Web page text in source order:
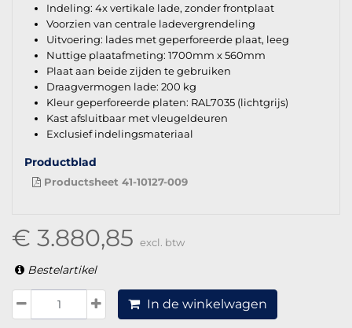
Indeling: 4x vertikale lade, zonder frontplaat
Voorzien van centrale ladevergrendeling
Uitvoering: lades met geperforeerde plaat, leeg
Nuttige plaatafmeting: 1700mm x 560mm
Plaat aan beide zijden te gebruiken
Draagvermogen lade: 200 kg
Kleur geperforeerde platen: RAL7035 (lichtgrijs)
Kast afsluitbaar met vleugeldeuren
Exclusief indelingsmateriaal
Productblad
Productsheet 41-10127-009
€ 3.880,85 excl. btw
Bestelartikel
In de winkelwagen